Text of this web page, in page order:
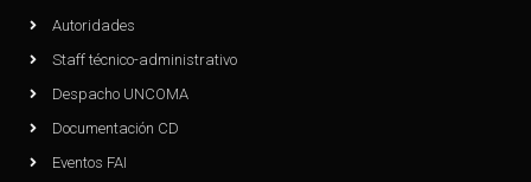
Autoridades
Staff técnico-administrativo
Despacho UNCOMA
Documentación CD
Eventos FAI